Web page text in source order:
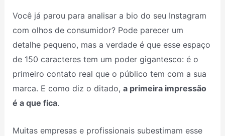
Você já parou para analisar a bio do seu Instagram
com olhos de consumidor? Pode parecer um
detalhe pequeno, mas a verdade é que esse espaço
de 150 caracteres tem um poder gigantesco: é o
primeiro contato real que o público tem com a sua
marca. E como diz o ditado, a primeira impressão
é a que fica.
Muitas empresas e profissionais subestimam esse